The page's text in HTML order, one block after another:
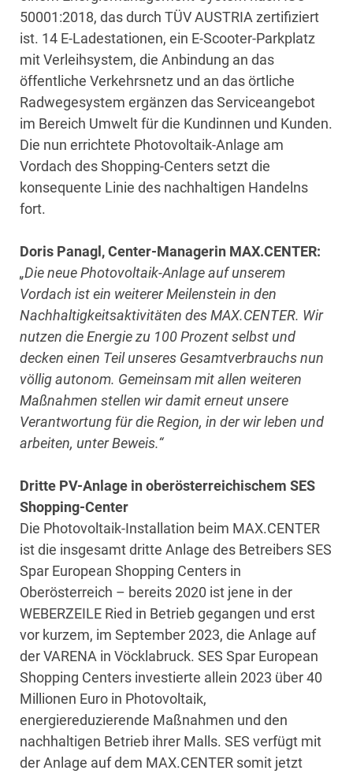
50001:2018, das durch TÜV AUSTRIA zertifiziert
ist. 14 E-Ladestationen, ein E-Scooter-Parkplatz
mit Verleihsystem, die Anbindung an das
öffentliche Verkehrsnetz und an das örtliche
Radwegesystem ergänzen das Serviceangebot
im Bereich Umwelt für die Kundinnen und Kunden.
Die nun errichtete Photovoltaik-Anlage am
Vordach des Shopping-Centers setzt die
konsequente Linie des nachhaltigen Handelns
fort.
Doris Panagl, Center-Managerin MAX.CENTER:
„Die neue Photovoltaik-Anlage auf unserem
Vordach ist ein weiterer Meilenstein in den
Nachhaltigkeitsaktivitäten des MAX.CENTER. Wir
nutzen die Energie zu 100 Prozent selbst und
decken einen Teil unseres Gesamtverbrauchs nun
völlig autonom. Gemeinsam mit allen weiteren
Maßnahmen stellen wir damit erneut unsere
Verantwortung für die Region, in der wir leben und
arbeiten, unter Beweis.“
Dritte PV-Anlage in oberösterreichischem SES
Shopping-Center
Die Photovoltaik-Installation beim MAX.CENTER
ist die insgesamt dritte Anlage des Betreibers SES
Spar European Shopping Centers in
Oberösterreich – bereits 2020 ist jene in der
WEBERZEILE Ried in Betrieb gegangen und erst
vor kurzem, im September 2023, die Anlage auf
der VARENA in Vöcklabruck. SES Spar European
Shopping Centers investierte allein 2023 über 40
Millionen Euro in Photovoltaik,
energiereduzierende Maßnahmen und den
nachhaltigen Betrieb ihrer Malls. SES verfügt mit
der Anlage auf dem MAX.CENTER somit jetzt